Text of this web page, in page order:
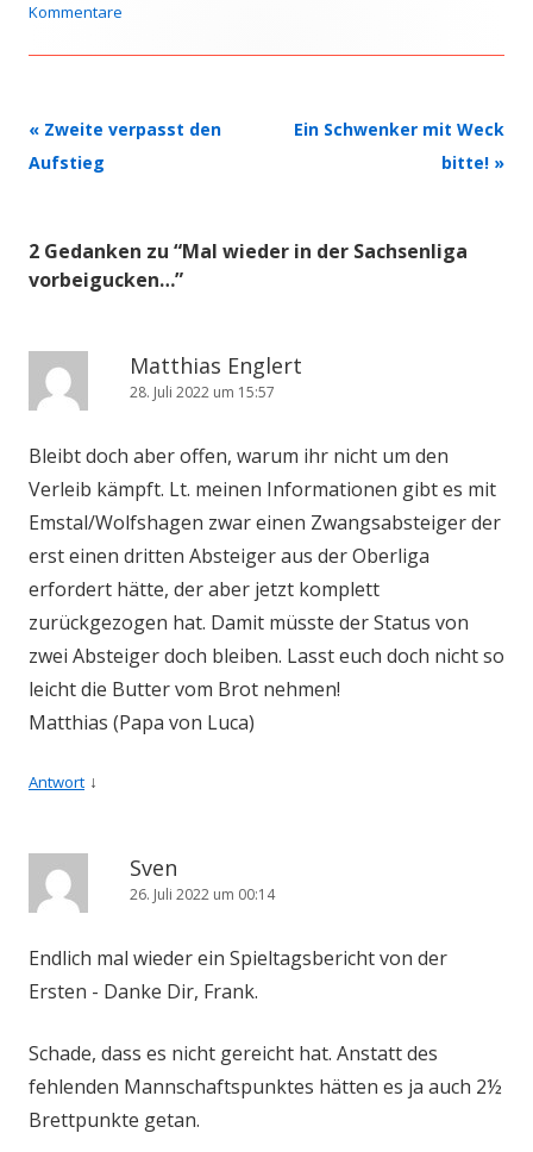
Kommentare
Beitrags-
Navigation
« Zweite verpasst den
Aufstieg
Ein Schwenker mit Weck
bitte! »
2 Gedanken zu “Mal wieder in der Sachsenliga
vorbeigucken…”
Matthias Englert
28. Juli 2022 um 15:57
Bleibt doch aber offen, warum ihr nicht um den
Verleib kämpft. Lt. meinen Informationen gibt es mit
Emstal/Wolfshagen zwar einen Zwangsabsteiger der
erst einen dritten Absteiger aus der Oberliga
erfordert hätte, der aber jetzt komplett
zurückgezogen hat. Damit müsste der Status von
zwei Absteiger doch bleiben. Lasst euch doch nicht so
leicht die Butter vom Brot nehmen!
Matthias (Papa von Luca)
Antwort ↓
Sven
26. Juli 2022 um 00:14
Endlich mal wieder ein Spieltagsbericht von der
Ersten - Danke Dir, Frank.
Schade, dass es nicht gereicht hat. Anstatt des
fehlenden Mannschaftspunktes hätten es ja auch 2½
Brettpunkte getan.